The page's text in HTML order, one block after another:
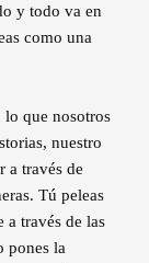
y todo va en
como una
lo que nosotros
nuestro
través de
Tú peleas
través de las
pones la